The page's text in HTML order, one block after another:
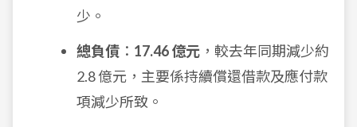
少。
總負債 ： 17.46 億元 ，較去年同期減少約
2.8 億元，主要係持續償還借款及應付款
項減少所致。